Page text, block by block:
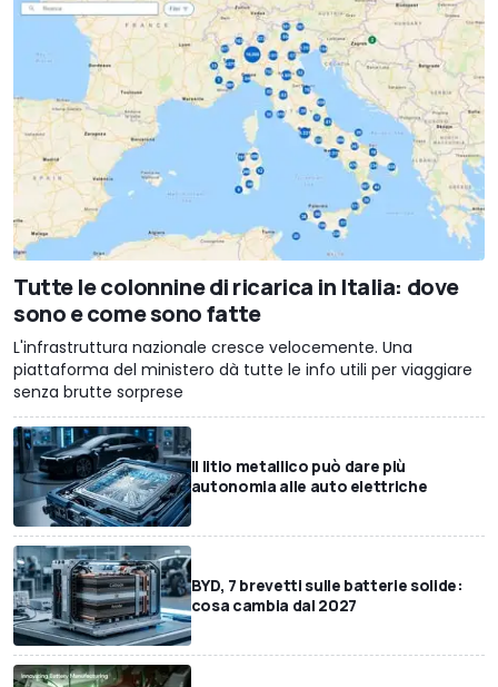
Tutte le colonnine di ricarica in Italia: dove
sono e come sono fatte
L'infrastruttura nazionale cresce velocemente. Una
piattaforma del ministero dà tutte le info utili per viaggiare
senza brutte sorprese
Il litio metallico può dare più
autonomia alle auto elettriche
BYD, 7 brevetti sulle batterie solide:
cosa cambia dal 2027